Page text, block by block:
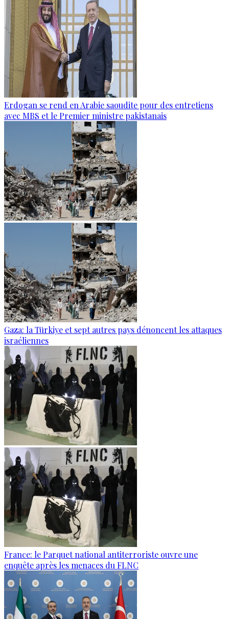
Erdogan se rend en Arabie saoudite pour des entretiens
avec MBS et le Premier ministre pakistanais
Gaza: la Türkiye et sept autres pays dénoncent les attaques
israéliennes
France: le Parquet national antiterroriste ouvre une
enquête après les menaces du FLNC